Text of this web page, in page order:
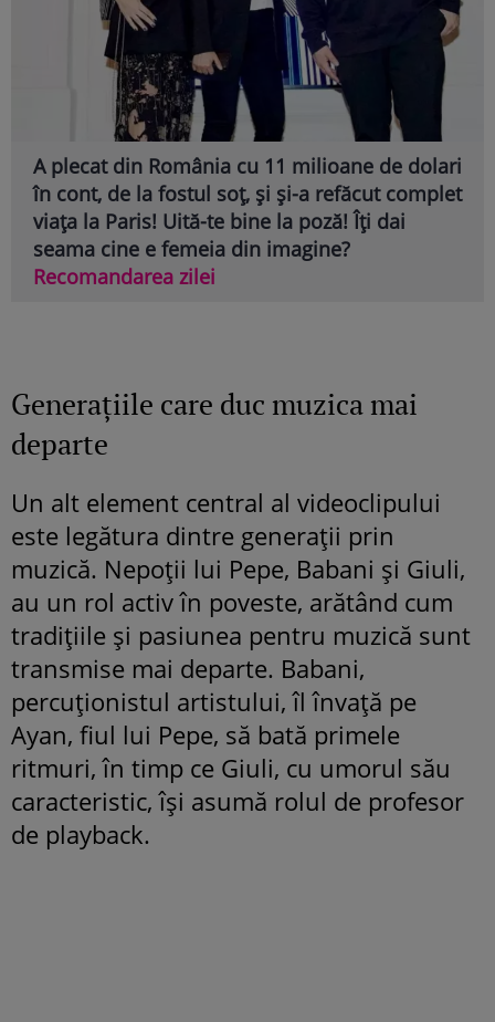
A plecat din România cu 11 milioane de dolari
în cont, de la fostul soț, și și-a refăcut complet
viața la Paris! Uită-te bine la poză! Îți dai
seama cine e femeia din imagine?
Recomandarea zilei
Generațiile care duc muzica mai
departe
Un alt element central al videoclipului
este legătura dintre generații prin
muzică. Nepoții lui Pepe, Babani și Giuli,
au un rol activ în poveste, arătând cum
tradițiile și pasiunea pentru muzică sunt
transmise mai departe. Babani,
percuționistul artistului, îl învață pe
Ayan, fiul lui Pepe, să bată primele
ritmuri, în timp ce Giuli, cu umorul său
caracteristic, își asumă rolul de profesor
de playback.